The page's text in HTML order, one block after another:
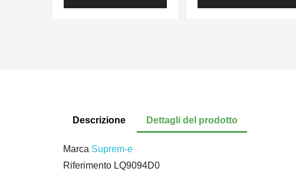
Descrizione Dettagli del prodotto
Marca Suprem-e
Riferimento LQ9094D0